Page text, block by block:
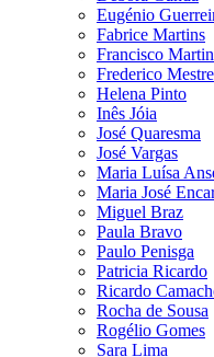
Eugénio
Fabrice Martins
Francisco
Frederico Mestre
Helena Pinto
Inês Jóia
José Quaresma
José Vargas
Maria Luísa
Maria José
Miguel Braz
Paula Bravo
Paulo Penisga
Patricia Ricardo
Ricardo
Rocha de Sousa
Rogélio Gomes
Sara Lima